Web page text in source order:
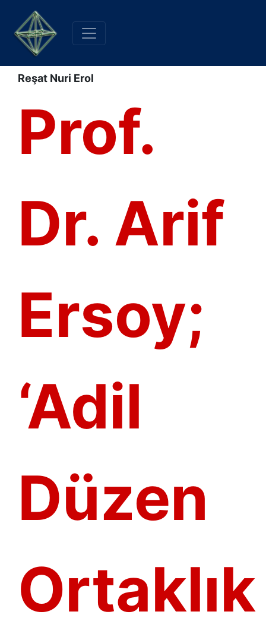
Reşat Nuri Erol
Prof.
Dr. Arif
Ersoy;
‘Adil
Düzen
Ortaklık